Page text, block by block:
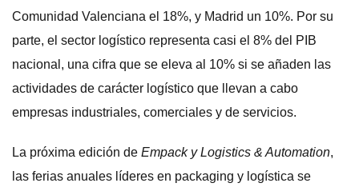
Comunidad Valenciana el 18%, y Madrid un 10%. Por su
parte, el sector logístico representa casi el 8% del PIB
nacional, una cifra que se eleva al 10% si se añaden las
actividades de carácter logístico que llevan a cabo
empresas industriales, comerciales y de servicios.
La próxima edición de Empack y Logistics & Automation,
las ferias anuales líderes en packaging y logística se